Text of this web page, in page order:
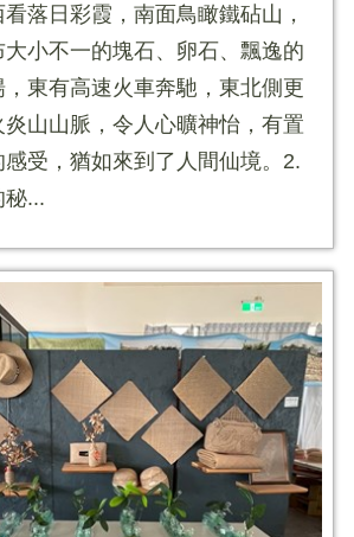
落日彩霞，南面鳥瞰鐵砧山，
小不一的塊石、卵石、飄逸的
東有高速火車奔馳，東北側更
山山脈，令人心曠神怡，有置
受，猶如來到了人間仙境。2.
秘...